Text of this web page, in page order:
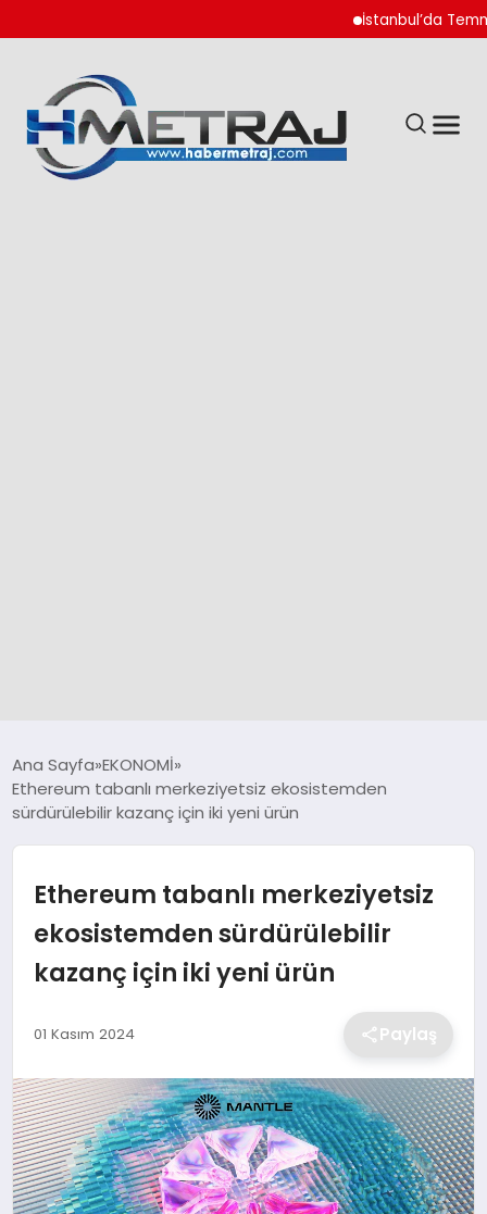
İstanbul’da Temmuz
SPOR
DÜNYA
SİYASET
MAGAZİN
TEKNOLOJİ
SAĞLIK
Ana Sayfa EKONOMİ
Ethereum tabanlı merkeziyetsiz ekosistemden
sürdürülebilir kazanç için iki yeni ürün
Ethereum tabanlı merkeziyetsiz
ekosistemden sürdürülebilir
kazanç için iki yeni ürün
01 Kasım 2024 Paylaş